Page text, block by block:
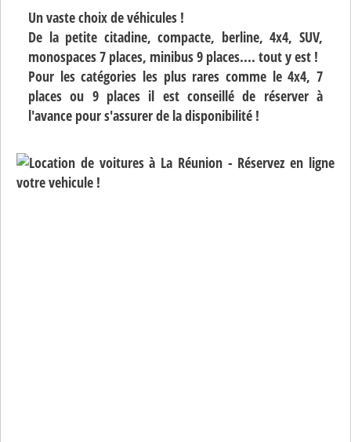
Un vaste choix de véhicules !
De la petite citadine, compacte, berline, 4x4, SUV,
monospaces 7 places, minibus 9 places.... tout y est !
Pour les catégories les plus rares comme le 4x4, 7
places ou 9 places il est conseillé de réserver à
l'avance pour s'assurer de la disponibilité !